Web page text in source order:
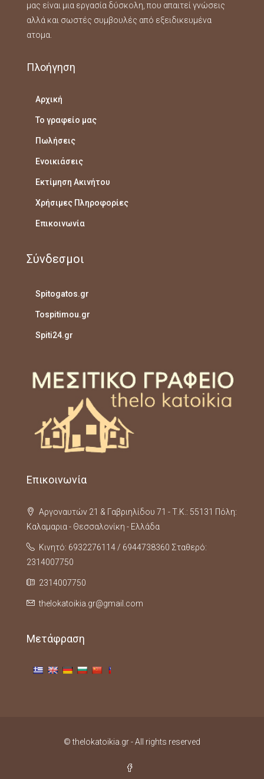
μας είναι μια εργασία δύσκολη, που απαιτεί γνώσεις
αλλά και σωστές συμβουλές από εξειδικευμένα
ατομα.
Πλοήγηση
Αρχική
Το γραφείο μας
Πωλήσεις
Ενοικιάσεις
Εκτίμηση Ακινήτου
Χρήσιμες Πληροφορίες​
Επικοινωνία
Σύνδεσμοι
Spitogatos.gr
Tospitimou.gr
Spiti24.gr
Επικοινωνία
Αργοναυτών 21 & Γαβριηλίδου 71 - Τ.Κ.: 55131 Πόλη:
Καλαμαρια - Θεσσαλονίκη - Ελλάδα
Κινητό: 6932276114 / 6944738360 Σταθερό:
2314007750
2314007750
thelokatoikia.gr@gmail.com
Μετάφραση
© thelokatoikia.gr - All rights reserved